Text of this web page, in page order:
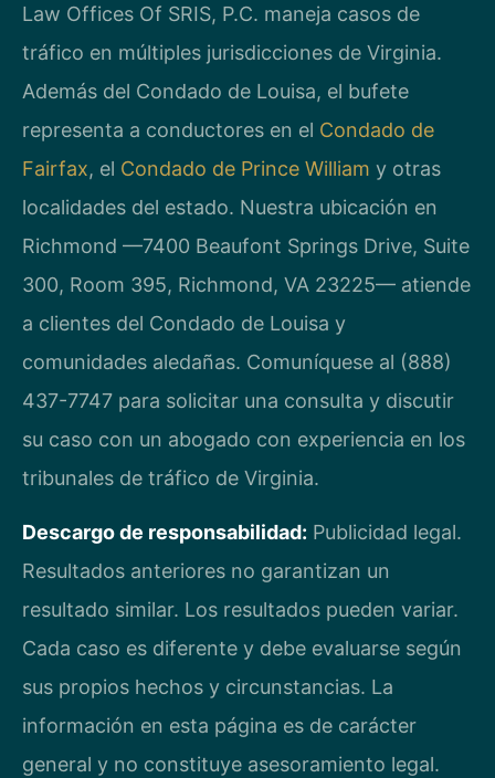
Law Offices Of SRIS, P.C. maneja casos de
tráfico en múltiples jurisdicciones de Virginia.
Además del Condado de Louisa, el bufete
representa a conductores en el Condado de
Fairfax, el Condado de Prince William y otras
localidades del estado. Nuestra ubicación en
Richmond —7400 Beaufont Springs Drive, Suite
300, Room 395, Richmond, VA 23225— atiende
a clientes del Condado de Louisa y
comunidades aledañas. Comuníquese al (888)
437-7747 para solicitar una consulta y discutir
su caso con un abogado con experiencia en los
tribunales de tráfico de Virginia.
Descargo de responsabilidad: Publicidad legal.
Resultados anteriores no garantizan un
resultado similar. Los resultados pueden variar.
Cada caso es diferente y debe evaluarse según
sus propios hechos y circunstancias. La
información en esta página es de carácter
general y no constituye asesoramiento legal.